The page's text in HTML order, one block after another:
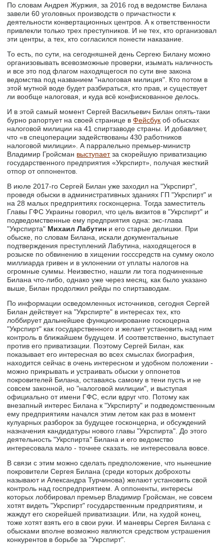
По словам Андрея Журжия, за 2016 год в ведомстве Билана
завели 60 уголовных производств о причастности к
деятельности конвертационных центров. А к ответственности
привлекли только трех преступников. И не тех, кто организовал
эти центры, а тех, кто согласился понести наказание.
То есть, по сути, на сегодняшней день Сергею Билану можно
организовывать всевозможные проверки, изымать наличность
и все это под флагом находящегося по сути вне закона
ведомства под названием "налоговая милиция". Кто потом в
этой мутной воде будет разбираться, кто прав, и существует
ли вообще налоговая, и куда всё конфискованное делось.
И в этой самый момент Сергей Васильевич Билан опять-таки
бурно рапортует на своей странице вФейсбук об обысках
налоговой милиции на 41 спиртзаводе страны. И добавляет,
что «в спецоперации задействованы 430 работников
налоговой милиции». А парралельно премьер-министр
Владимир Гройсман выступаетза скорейшую приватизацию
государственного предприятия «Укрспирт», получая жесткий
отпор от оппонентов.
В июле 2017-го Сергей Билан уже заходил на "Укрспирт",
проведя обыски в административных зданиях ГП "Укрспирт" и
на 28 малых предприятиях госконцерна. Тогда заместитель
Главы ГФС Украины говорил, что цель визитов в "Укрспирт" и
подведомственные ему предприятия одна: экс-глава
"Укрспирта" Михаил Лабутин и его старые делишки. При
обыске, по словам Билана, искали документальные
подтверждения преступлений Лабутина, находящегося в
розыске по обвинению в хищении госссредств на сумму около
миллиарда гривен и в уклонении от уплаты налогов на
огромные суммы. Неизвестно, нашли ли тога подчиненные
Билана что-либо, однако уже через месяц, как было указано
выше, Билан продолжил рейды по спиртзаводам.
По информации осведомленных источников, сегодня Сергей
Билан действует на "Укрспирте" в интересах тех, кто
лоббирует дальнейшее функционирование госкоцерна
"Укрспирт" как государственного и желает установить над ним
контроль в ближайшем будущем. И соответственно, выступает
против его приватизации. Поэтому Сергей Билан, как
показывает его интересная во всех смыслах биография,
находится сейчас в очень интересном и удобном положении -
можно прикрывать и устраивать обыски у оппонетов
покровителей Билана, оставаясь самому в тени пусть и не
совсем законной, но "налоговой милиции", и выступая
официально от имени ГФС, если вдруг что. Потому как
внезапный интерес Билана к "Укрспирту" и подведомственным
ему предприятиям начался этим летом как раз в момент
кулуарных разборок за будущее госконцерна, и обсуждений
назначения кандидатуры нового главы "Укрспирта". До этого
деятельность "Укрспирта" Билана и его ведомство
интересовала мало - точнее сказать. не интересовала вовсе.
В связи с этим можно сделать предположение, что нынешние
покровители Сергея Билана (среди которых доброхоты
называют и Александра Турчинова) желают установить свой
контроль над госпредприятием. А оппоненты, интересы
которых лоббировал премьер Владимир Гройсман, не совсем
хотят видеть "Укрспирт" государственным предприятиям, и
жаждут его скорейшей приватизации. Или, на худой конец,
тоже хотят взять его в свои руки. И маневры Сергея Билана с
обысками вполне возможно являются средством устрашения
конкурентов в борьбе за "Укрспирт".